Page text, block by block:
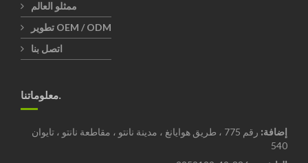
ممثلو العالم
تطوير OEM / ODM
اتصل بنا
معلوماتنا.
إضافة:
رقم 775 ، طريق هوايانغ ، مدينة نانتو ، مقاطعة نانتو ، تايوان
540